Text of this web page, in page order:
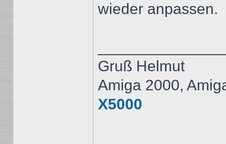
wieder anpassen.
Gruß Helmut
Amiga 2000,
X5000